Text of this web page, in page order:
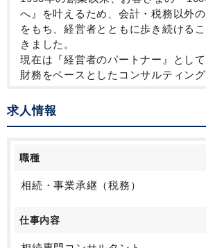
へ』を叶えるため、会計・税務以外
をもち、経営者とともに歩き続ける
きました。
現在は『経営者のパートナー』として
財務をベースとしたコンサルティン
す。
会社の未来を見据えた経営者が考え
ラン』と、その結果である『月次試算
える税理士の枠を超えた集団です。
スタッフ全員がファンクション（各業
知識量を日々高め、お客さまを多面的
お客さまの規模は売上高3億円～50億
で、製造業、建設業、医療といった業
ています。
求人情報
職種
相続・事業承継（税務）
仕事内容